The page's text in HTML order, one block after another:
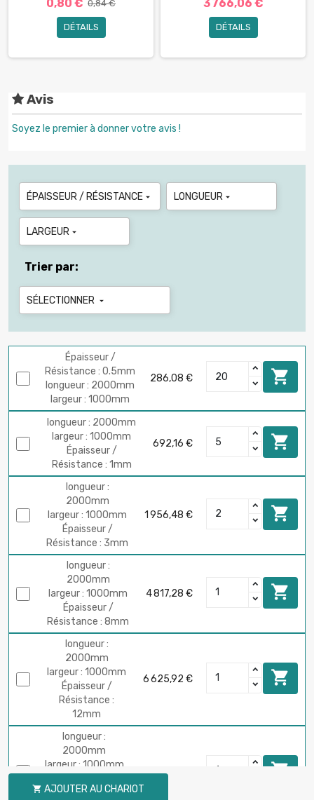
0,80 € 0,84 €
DÉTAILS
3 766,06 €
DÉTAILS
Avis
Soyez le premier à donner votre avis !
ÉPAISSEUR / RÉSISTANCE  LONGUEUR 
LARGEUR 
Trier par:
SÉLECTIONNER 
Épaisseur /
Résistance : 0.5mm
longueur : 2000mm
largeur : 1000mm
286,08 € 
longueur : 2000mm
largeur : 1000mm
Épaisseur /
Résistance : 1mm
692,16 € 
longueur :
2000mm
largeur : 1000mm
Épaisseur /
Résistance : 3mm
1 956,48 € 
longueur :
2000mm
largeur : 1000mm
Épaisseur /
Résistance : 8mm
4 817,28 € 
longueur :
2000mm
largeur : 1000mm
Épaisseur /
Résistance :
12mm
6 625,92 € 
longueur :
2000mm
largeur : 1000mm
Résistance :
10 243,20 € 
 AJOUTER AU CHARIOT